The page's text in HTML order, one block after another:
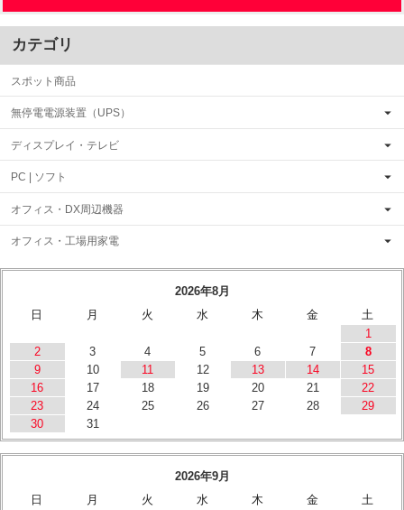
カテゴリ
スポット商品
無停電電源装置（UPS）
ディスプレイ・テレビ
PC | ソフト
オフィス・DX周辺機器
オフィス・工場用家電
2026年8月
日
月 火 水 木 金
土
1
2
3 4 5 6 7
8
9
10 11 12 13 14
15
16
17 18 19 20 21
22
23
24 25 26 27 28
29
30
31
2026年9月
日
月 火 水 木 金
土